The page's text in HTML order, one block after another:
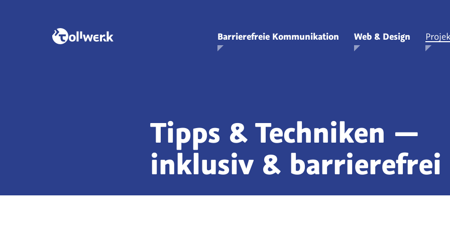
springen
Barrierefreie Kommunikation
Zeige Unterpunkte zu Barrierefreie Kommunikation
Web & Design
Zeige
Tipps & Techniken —
inklusiv & barrierefrei